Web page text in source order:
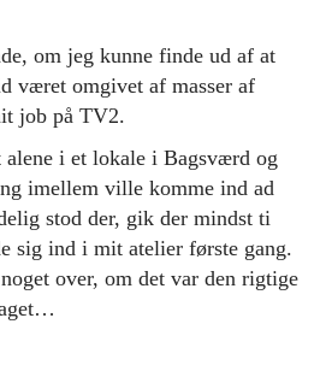
om jeg kunne finde ud af at
været omgivet af masser af
job på TV2.
i et lokale i Bagsværd og
imellem ville komme ind ad
stod der, gik der mindst ti
sig ind i mit atelier første gang.
over, om det var den rigtige